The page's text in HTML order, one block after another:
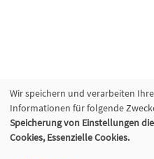
Wir speichern und verarbeiten
Informationen für folgende
Speicherung von Einstellungen
Cookies, Essenzielle Cookies.